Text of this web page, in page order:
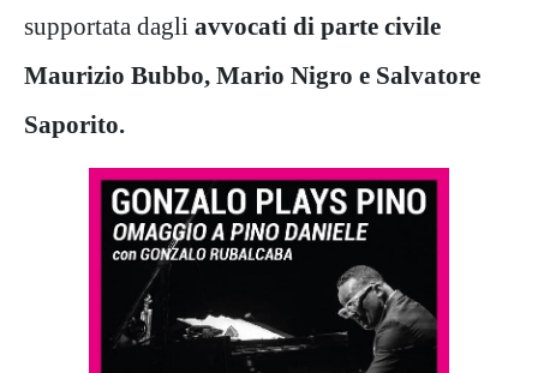
supportata dagli avvocati di parte civile
Maurizio Bubbo, Mario Nigro e Salvatore
Saporito.